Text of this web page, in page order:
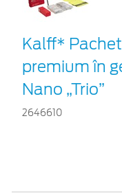
Kalff*
premium în
Nano „Trio”
2646610